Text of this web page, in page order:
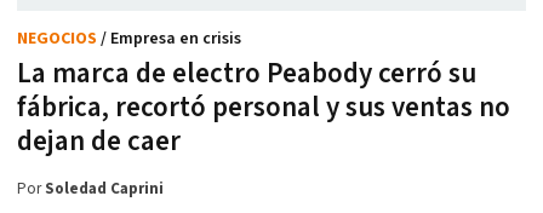
La marca de electro Peabody cerró su
fábrica, recortó personal y sus ventas no
dejan de caer
NEGOCIOS / Empresa en crisis
PorSoledad Caprini